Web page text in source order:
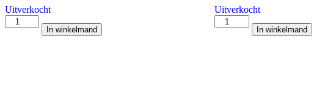
Uitverkocht
Daikin
Comfora
In winkelmand
Uitverkocht
Daikin
Emura
In winkelmand